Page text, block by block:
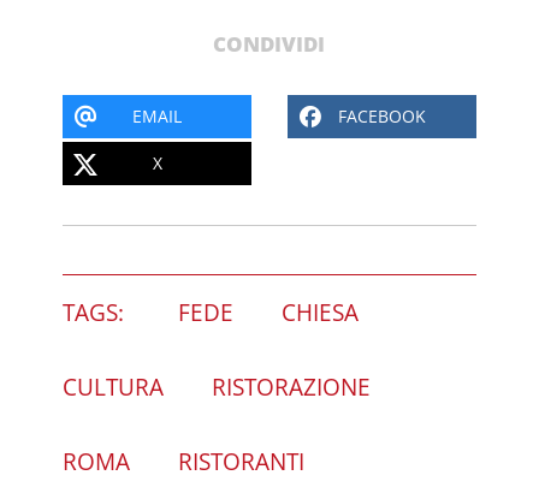
CONDIVIDI
EMAIL FACEBOOK
X
TAGS: FEDE CHIESA
CULTURA RISTORAZIONE
ROMA RISTORANTI